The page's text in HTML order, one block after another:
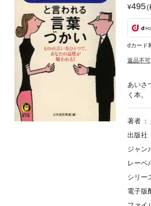
495(
dカード
返品不可
あいさ
く本。
著者
出版社
ジャン
レーベ
シリー
電子版